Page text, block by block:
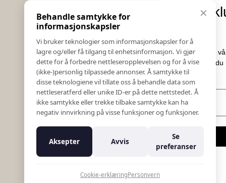
Informasjon
Salgs & Leveringsbetingelser
Registrer reklamasjon eller retur
Kontakt Oss
Bildebank
Følg Oss
Prislister
Etiske Retningslinjer
Åpenhetsloven
Varsling om kritikkverdige forhold
K18 Kurkalkulator
✕
Behandle samtykke for
informasjonskapsler
Vi bruker teknologier som informasjonskapsler for å
lagre og/eller få tilgang til enhetsinformasjon. Vi gjør
dette for å forbedre nettleseropplevelsen og for å vise
(ikke-)personlig tilpassede annonser. Å samtykke til
disse teknologiene vil tillate oss å behandle data som
nettleseratferd eller unike ID-er på dette nettstedet. Å
ikke samtykke eller trekke tilbake samtykke kan ha
negativ innvirkning på visse funksjoner og funksjoner.
Aksepter Avvis
Se
preferanser
Cookie-erklæringPersonvern
Eksklusive
Meld deg på vårt nyhetsbrev og hold
Her får du innblikk i nyheter,
konkurranser.
E-post
Meld meg på